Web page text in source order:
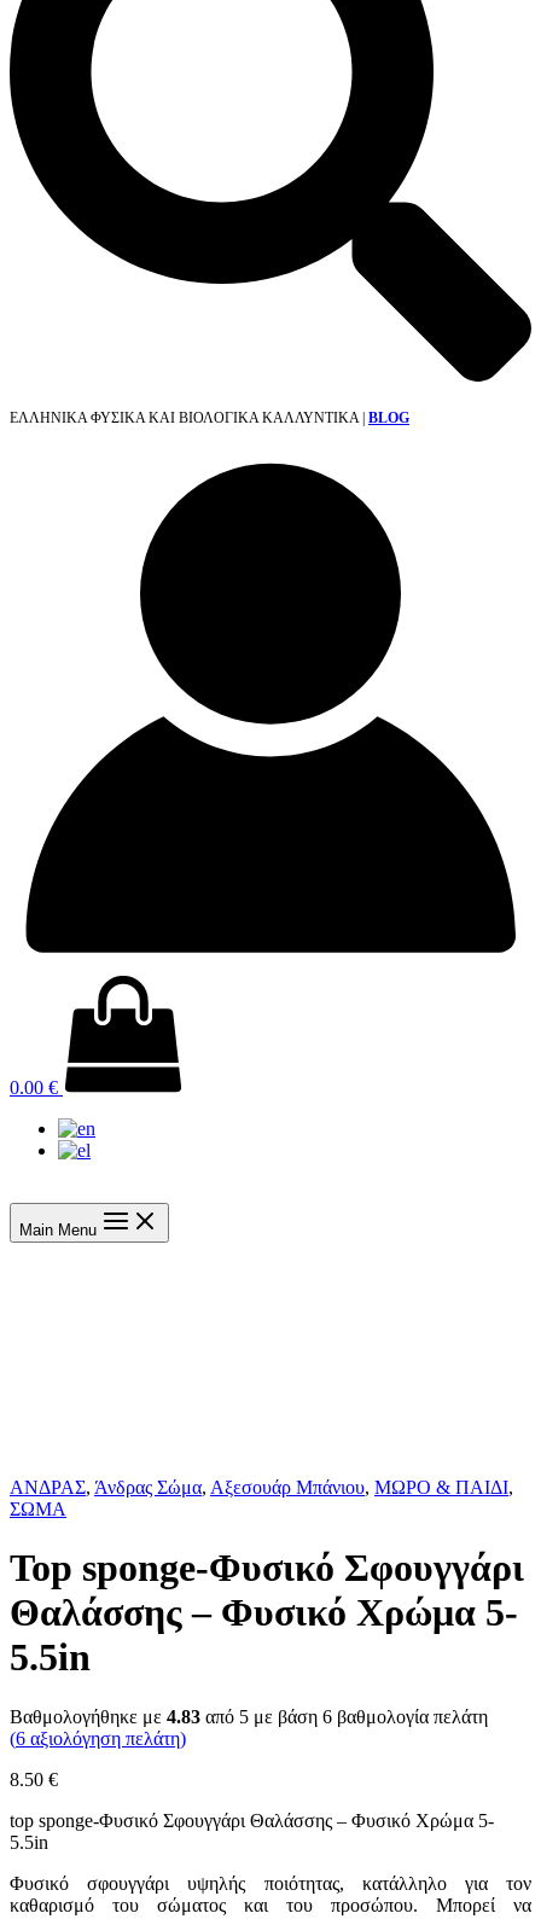
ΕΛΛΗΝΙΚΑ ΦΥΣΙΚΑ ΚΑΙ ΒΙΟΛΟΓΙΚΑ ΚΑΛΛΥΝΤΙΚΑ | BLOG
0.00 €
Main Menu
ΑΝΔΡΑΣ, Άνδρας Σώμα, Αξεσουάρ Μπάνιου, ΜΩΡΟ & ΠΑΙΔΙ,
ΣΩΜΑ
Top sponge-Φυσικό Σφουγγάρι
Θαλάσσης – Φυσικό Χρώμα 5-
5.5in
Βαθμολογήθηκε με 4.83 από 5 με βάση 6 βαθμολογία πελάτη
(6 αξιολόγηση πελάτη)
8.50 €
top sponge-Φυσικό Σφουγγάρι Θαλάσσης – Φυσικό Χρώμα 5-
5.5in
Φυσικό σφουγγάρι υψηλής ποιότητας, κατάλληλο για τον
καθαρισμό του σώματος και του προσώπου. Μπορεί να